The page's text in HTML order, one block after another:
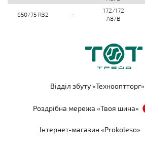
650/75 R32 -
172/172
A8/B
Відділ збуту «Технооптторг»
Роздрібна мережа «Твоя шина»
Інтернет-магазин «Prokoleso»